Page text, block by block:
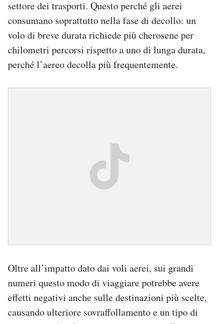
settore dei trasporti. Questo perché gli aerei
consumano soprattutto nella fase di decollo: un
volo di breve durata richiede più cherosene per
chilometri percorsi rispetto a uno di lunga durata,
perché l’aereo decolla più frequentemente.
Oltre all’impatto dato dai voli aerei, sui grandi
numeri questo modo di viaggiare potrebbe avere
effetti negativi anche sulle destinazioni più scelte,
causando ulteriore sovraffollamento e un tipo di